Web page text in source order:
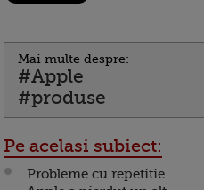
Mai multe despre:
#Apple
#produse
Pe acelasi subiect:
Probleme cu repetitie.